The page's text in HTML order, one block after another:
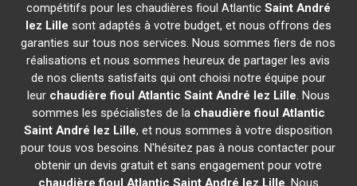
compétitifs pour les chaudières fioul Atlantic Saint André
lez Lille sont adaptés à votre budget, et nous offrons des
garanties sur tous nos services. Nous sommes fiers de nos
réalisations et nous sommes heureux de partager les avis
de nos clients satisfaits qui ont choisi notre équipe pour
leur chaudière fioul Atlantic Saint André lez Lille. Nous
sommes les spécialistes de la chaudière fioul Atlantic
Saint André lez Lille, et nous sommes à votre disposition
pour tous vos besoins. N'hésitez pas à nous contacter pour
obtenir un devis gratuit et sans engagement pour votre
chaudière fioul Atlantic Saint André lez Lille. Nous